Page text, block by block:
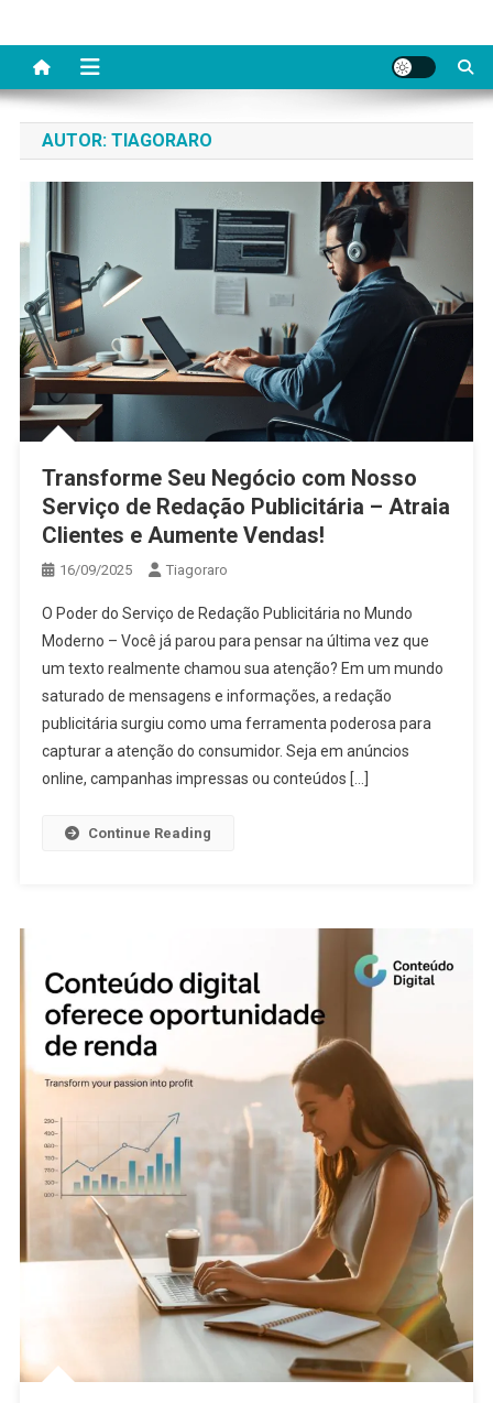
completas e conteúdos úteis para começar, evoluir e se destacar
como redator freelancer no mercado digital.
AUTOR: TIAGORARO
Transforme Seu Negócio com Nosso
Serviço de Redação Publicitária – Atraia
Clientes e Aumente Vendas!
16/09/2025 Tiagoraro
O Poder do Serviço de Redação Publicitária no Mundo
Moderno – Você já parou para pensar na última vez que
um texto realmente chamou sua atenção? Em um mundo
saturado de mensagens e informações, a redação
publicitária surgiu como uma ferramenta poderosa para
capturar a atenção do consumidor. Seja em anúncios
online, campanhas impressas ou conteúdos […]
Continue Reading